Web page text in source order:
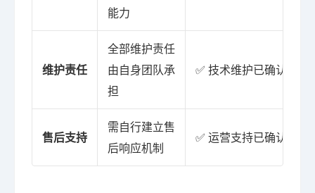
能力
维护责任
全部维护责任
由自身团队承
担
✅ 技术维护已确认为交
售后支持
需自行建立售
后响应机制
✅ 运营支持已确认为交